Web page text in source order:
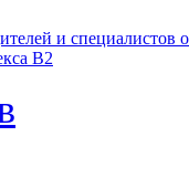
и специалистов
В2